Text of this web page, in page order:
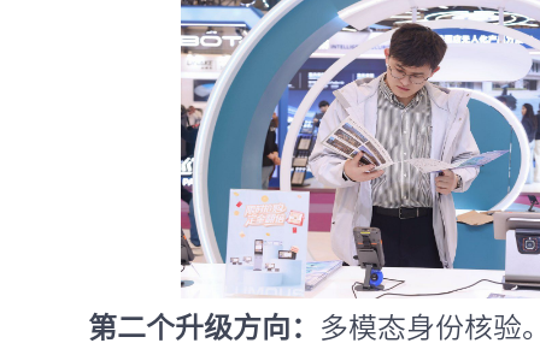
第二个升级方向： 多模态身份核验